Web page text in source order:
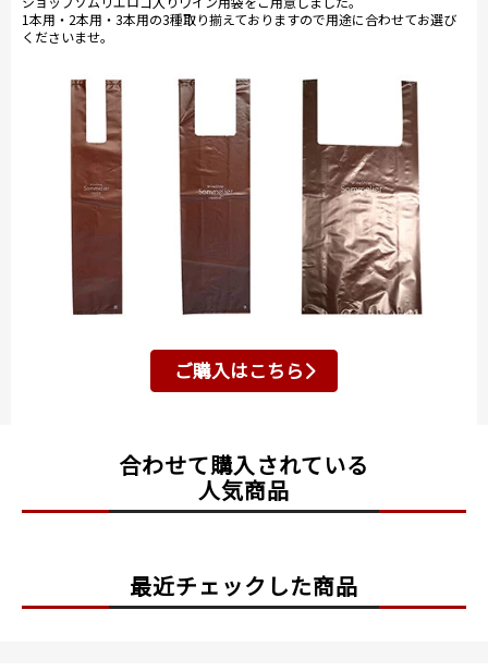
1本用・2本用・3本用の3種取り揃えておりますので用途に合わせてお選び
くださいませ。
ご購入はこちら
合わせて購入されている
人気商品
最近チェックした商品